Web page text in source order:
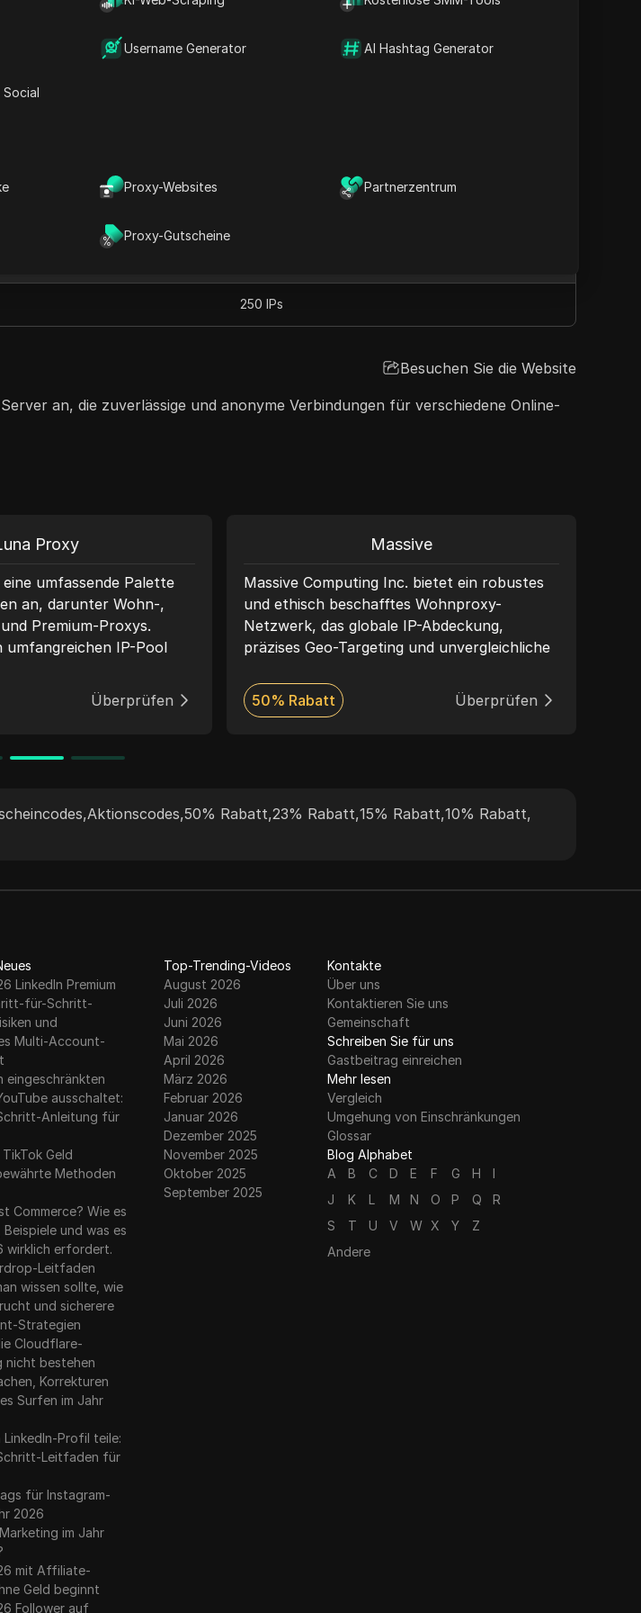
Username Generator AI Hashtag Generator
Proxy-Websites Partnerzentrum
Proxy-Gutscheine
, rotierende und SOCKS5-Proxys, erfüllt Cyber Gateway
auf geo-restriktierte Inhalte und die Gewährleistung von Online-
Infrastruktur sorgen für Hochgeschwindigkeitsverbindungen und
250 IPs
Besuchen Sie die Website
an, die zuverlässige und anonyme Verbindungen für verschiedene Online-
Proxy
umfassende Palette
an, darunter Wohn-,
Premium-Proxys.
IP-Pool
die sich für Web-
Inhalte
sowie nahtlose Integration
machen sie zur
Überprüfen
Massive
Massive Computing Inc. bietet ein robustes
und ethisch beschafftes Wohnproxy-
Netzwerk, das globale IP-Abdeckung,
präzises Geo-Targeting und unvergleichliche
Leistung und Compliance im Mittelpunkt
ermöglicht Massive Unternehmen, die
Proxys nahtlos mit Anti-Detect-Browsern
Vielzahl von Anwendungsfällen.
50% Rabatt Überprüfen
,Aktionscodes,50% Rabatt,23% Rabatt,15% Rabatt,10% Rabatt,
LinkedIn Premium
für-Schritt-
und
Multi-Account-
eingeschränkten
ausschaltet:
Anleitung für
Geld
Methoden
Commerce? Wie es
und was es
wirklich erfordert.
Leitfaden
wissen sollte, wie
und sicherere
Strategien
Cloudflare-
nicht bestehen
Korrekturen
Surfen im Jahr
LinkedIn-Profil teile:
Leitfaden für
für Instagram-
2026
im Jahr
mit Affiliate-
Geld beginnt
Follower auf
Top-Trending-Videos
August 2026
Juli 2026
Juni 2026
Mai 2026
April 2026
März 2026
Februar 2026
Januar 2026
Dezember 2025
November 2025
Oktober 2025
September 2025
Kontakte
Über uns
Kontaktieren Sie uns
Gemeinschaft
Schreiben Sie für uns
Gastbeitrag einreichen
Mehr lesen
Vergleich
Umgehung von Einschränkungen
Glossar
Blog Alphabet
A
B C D E F G H
I
J
K L M N O P Q
R
S
T U V W X Y
Z
Andere